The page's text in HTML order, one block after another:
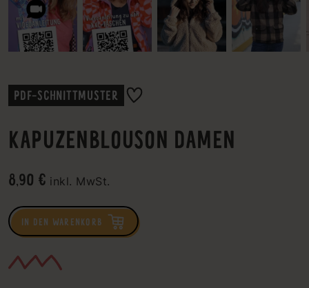
PDF-SCHNITTMUSTER
KAPUZENBLOUSON DAMEN
8,90 € inkl. MwSt.
IN DEN WARENKORB